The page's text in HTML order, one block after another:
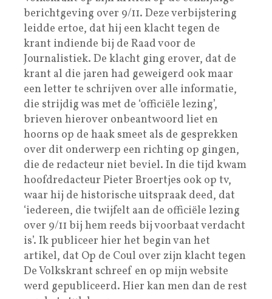
berichtgeving over 9/11. Deze verbijstering
leidde ertoe, dat hij een klacht tegen de
krant indiende bij de Raad voor de
Journalistiek. De klacht ging erover, dat de
krant al die jaren had geweigerd ook maar
een letter te schrijven over alle informatie,
die strijdig was met de ‘officiële lezing’,
brieven hierover onbeantwoord liet en
hoorns op de haak smeet als de gesprekken
over dit onderwerp een richting op gingen,
die de redacteur niet beviel. In die tijd kwam
hoofdredacteur Pieter Broertjes ook op tv,
waar hij de historische uitspraak deed, dat
‘iedereen, die twijfelt aan de officiële lezing
over 9/11 bij hem reeds bij voorbaat verdacht
is’. Ik publiceer hier het begin van het
artikel, dat Op de Coul over zijn klacht tegen
De Volkskrant schreef en op mijn website
werd gepubliceerd. Hier kan men dan de rest